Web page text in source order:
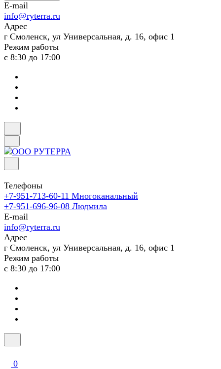
E-mail
info@ryterra.ru
Адрес
г Смоленск, ул Универсальная, д. 16, офис 1
Режим работы
с 8:30 до 17:00
Телефоны
+7-951-713-60-11 Многоканальный
+7-951-696-96-08 Людмила
E-mail
info@ryterra.ru
Адрес
г Смоленск, ул Универсальная, д. 16, офис 1
Режим работы
с 8:30 до 17:00
0